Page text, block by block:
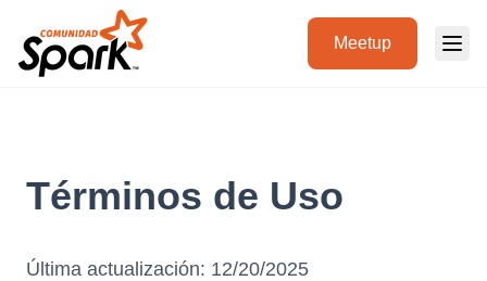
Meetup
Términos de Uso
Última actualización: 12/20/2025